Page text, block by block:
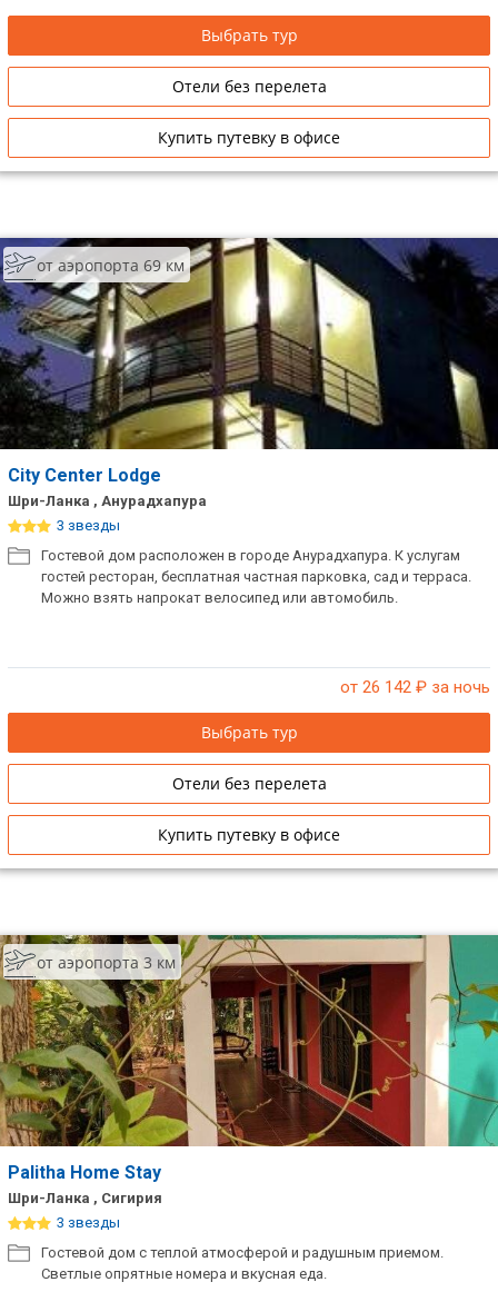
Выбрать тур
Отели без перелета
Купить путевку в офисе
от аэропорта 69 км
City Center Lodge
Шри-Ланка , Анурадхапура
3 звезды
Гостевой дом расположен в городе Анурадхапура. К услугам
гостей ресторан, бесплатная частная парковка, сад и терраса.
Можно взять напрокат велосипед или автомобиль.
от 26 142 ₽ за ночь
Выбрать тур
Отели без перелета
Купить путевку в офисе
от аэропорта 3 км
Palitha Home Stay
Шри-Ланка , Сигирия
3 звезды
Гостевой дом с теплой атмосферой и радушным приемом.
Светлые опрятные номера и вкусная еда.